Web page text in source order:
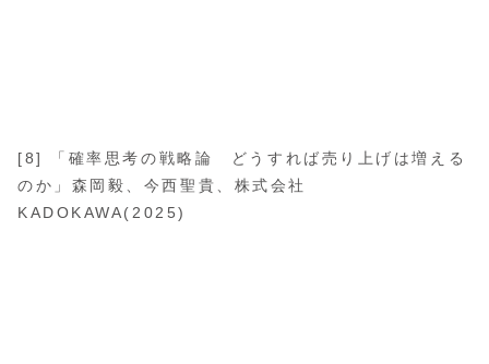
[8] 「確率思考の戦略論 どうすれば売り上げは増える
のか」森岡毅、今西聖貴、株式会社
KADOKAWA(2025)